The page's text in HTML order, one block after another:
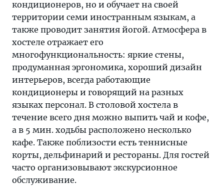
кондиционеров, но и обучает на своей
территории семи иностранным языкам, а
также проводит занятия йогой. Атмосфера в
хостеле отражает его
многофункциональность: яркие стены,
продуманная эргономика, хороший дизайн
интерьеров, всегда работающие
кондиционеры и говорящий на разных
языках персонал. В столовой хостела в
течение всего дня можно выпить чай и кофе,
а в 5 мин. ходьбы расположено несколько
кафе. Также поблизости есть теннисные
корты, дельфинарий и рестораны. Для гостей
часто организовывают экскурсионное
обслуживание.